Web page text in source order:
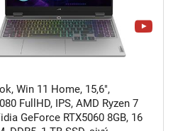
Win 11 Home, 15,6",
FullHD, IPS, AMD Ryzen 7
GeForce RTX5060 8GB, 16